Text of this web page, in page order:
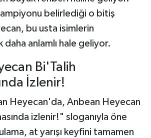
belirlediği o bitiş
bu usta isimlerin
daha anlamlı hale geliyor.
Bi'Talih
İzlenir!
Heyecan'da, Anbean Heyecan
izlenir!" sloganıyla öne
at yarışı keyfini tamamen